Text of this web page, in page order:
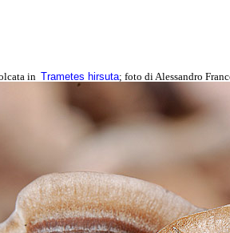
in Trametes hirsuta; foto di Alessandro